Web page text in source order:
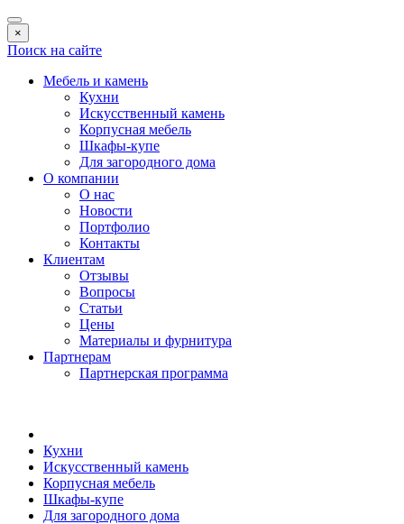
×
Поиск на сайте
Мебель и камень
Кухни
Искусственный камень
Корпусная мебель
Шкафы-купе
Для загородного дома
О компании
О нас
Новости
Портфолио
Контакты
Клиентам
Отзывы
Вопросы
Статьи
Цены
Материалы и фурнитура
Партнерам
Партнерская программа
Кухни
Искусственный камень
Корпусная мебель
Шкафы-купе
Для загородного дома